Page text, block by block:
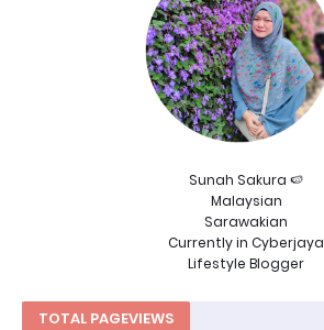
Sunah Sakura 🍉
Malaysian
Sarawakian
Currently in Cyberjaya
Lifestyle Blogger
TOTAL PAGEVIEWS